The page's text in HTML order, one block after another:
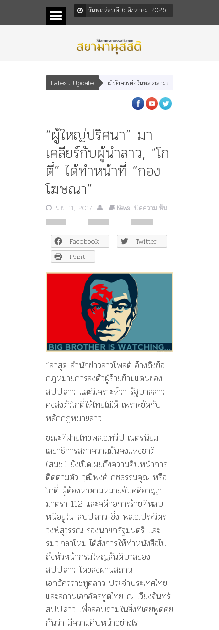
วันพฤหัสบดี 6 สิงหาคม 2026
Latest Update
ารภาพของอดีตคณะราษฎร หลังกระทำมิบังควรต่อในหลวงสามรัชกาล ร่วมกว่า 80ปี
“ผู้ใหญ่ปริศนา” มา
เคลียร์กับผู้นำลาว, “โก
ตี๋” ได้ทำหน้าที่ “กอง
โฆษณา”
เม.ย. 11, 2017 News ปิดความเห็น
“ผู้ใหญ่
ปริศนา”
มา
เคลียร์
ลาว,
โฆษณา”
Facebook
Twitter
Print
“ล่าสุด สำนักข่าวลาวโพสต์ อ้างถึงข้อ
กฎหมายการส่งตัวผู้ร้ายข้ามแดนของ
สปป.ลาว และวิเคราะห์ว่า รัฐบาลลาว
คงส่งตัวโกตี๋ให้ไทยไม่ได้ เพราะขัดกับ
หลักกฎหมายลาว
ขณะที่ฝ่ายไทยพล.อ.ทวีป เนตรนิยม
เลขาธิการสภาความมั่นคงแห่งชาติ
(สมช.) ยังเปิดเผยถึงความคืบหน้าการ
ติดตามตัว วุฒิพงศ์ กชธรรมคุณ หรือ
โกตี๋ ผู้ต้องหาตามหมายจับคดีอาญา
มาตรา 112 และคดีก่อการร้ายที่หลบ
หนีอยู่ใน สปป.ลาว ซึ่ง พล.อ.ประวิตร
วงษ์สุวรรณ รองนายกรัฐมนตรี และ
รมว.กลาโหม ได้สั่งการให้ทำหนังสือไป
ถึงหัวหน้ากรมใหญ่สันติบาลของ
สปป.ลาว โดยส่งผ่านสถาน
เอกอัครราชทูตลาว ประจำประเทศไทย
และสถานเอกอัครทูตไทย ณ เวียงจันทร์
สปป.ลาว เพื่อสอบถามในสิ่งที่เคยพูดคุย
กันว่า มีความคืบหน้าอย่างไร